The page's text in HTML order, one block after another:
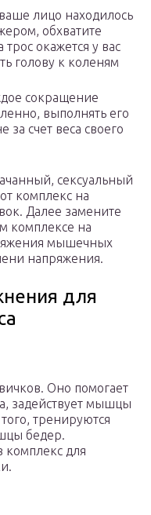
лицо находилось
обхватите
окажется у вас
голову к коленям
сокращение
выполнять его
за счет веса своего
сексуальный
комплекс на
Далее замените
комплексе на
мышечных
напряжения.
для
Оно помогает
задействует мышцы
тренируются
бедер.
для